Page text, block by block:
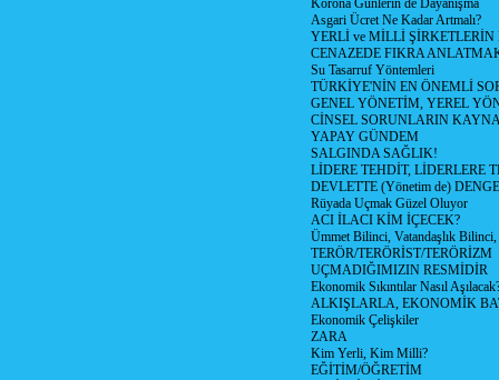
Korona Günlerin de Dayanışma
Asgari Ücret Ne Kadar Artmalı?
YERLİ ve MİLLİ
CENAZEDE FIKRA
Su Tasarruf Yöntemleri
TÜRKİYE'NİN EN ÖNEMLİ
GENEL YÖNETİM, YEREL
CİNSEL SORUNLARIN
YAPAY GÜNDEM
SALGINDA SAĞLIK!
LİDERE TEHDİT, LİDERLERE
DEVLETTE (Yönetim de)
Rüyada Uçmak Güzel Oluyor
ACI İLACI KİM İÇECEK?
Ümmet Bilinci, Vatandaşlık
TERÖR/TERÖRİST/TERÖRİZM
UÇMADIĞIMIZIN RESMİDİR
Ekonomik Sıkıntılar Nasıl
ALKIŞLARLA, EKONOMİK
Ekonomik Çelişkiler
ZARA
Kim Yerli, Kim Milli?
EĞİTİM/ÖĞRETİM